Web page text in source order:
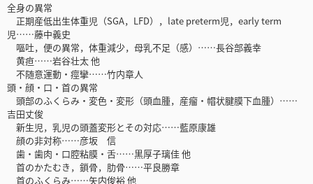
全身の異常
正期産低出生体重児（SGA，LFD），late preterm児，early term
児……藤中義史
嘔吐，便の異常，体重減少，母乳不足（感）……長谷部義幸
黄疸……岩谷壮太 他
不随意運動・痙攣……竹内章人
頭・顔・口・首の異常
頭部のふくらみ・変色・変形（頭血腫，産瘤・帽状腱膜下血腫）……
吉田丈俊
新生児，乳児の頭蓋変形とその対応……藍原康雄
顔の非対称……彦坂 信
歯・歯肉・口腔粘膜・舌……黒厚子璃佳 他
首のかたむき，鎖骨，肋骨……平良勝章
首のふくらみ……矢内俊裕 他